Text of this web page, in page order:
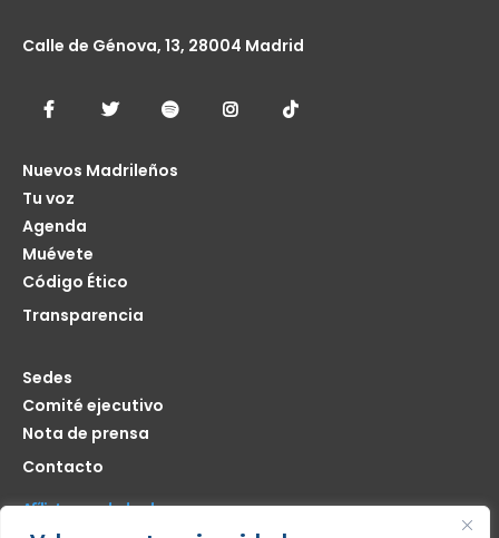
Calle de Génova, 13, 28004 Madrid
Nuevos Madrileños
Tu voz
Agenda
Muévete
Código Ético
Transparencia
Sedes
Comité ejecutivo
Nota de prensa
Contacto
Afíliate seas de donde seas